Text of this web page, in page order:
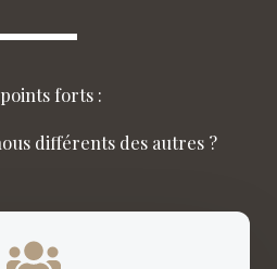
forts :
différents des autres ?